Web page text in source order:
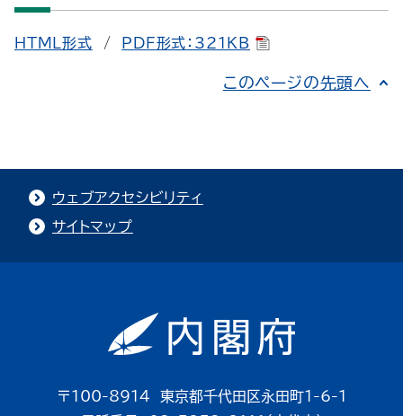
HTML形式 / PDF形式：321KB
このページの先頭へ
ウェブアクセシビリティ
サイトマップ
〒100-8914 東京都千代田区永田町1-6-1